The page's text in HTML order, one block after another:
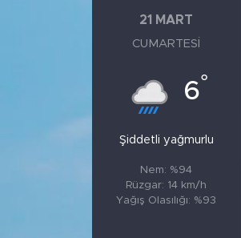
21 MART
CUMARTESI
6°
Şiddetli yağmurlu
Nem: %94
Rüzgar: 14 km/h
Yağış Olasılığı: %93